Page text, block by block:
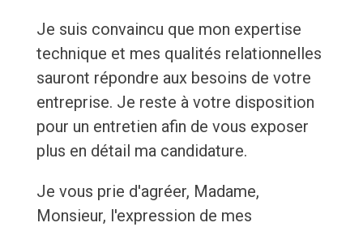
Je suis convaincu que mon expertise
technique et mes qualités relationnelles
sauront répondre aux besoins de votre
entreprise. Je reste à votre disposition
pour un entretien afin de vous exposer
plus en détail ma candidature.
Je vous prie d'agréer, Madame,
Monsieur, l'expression de mes